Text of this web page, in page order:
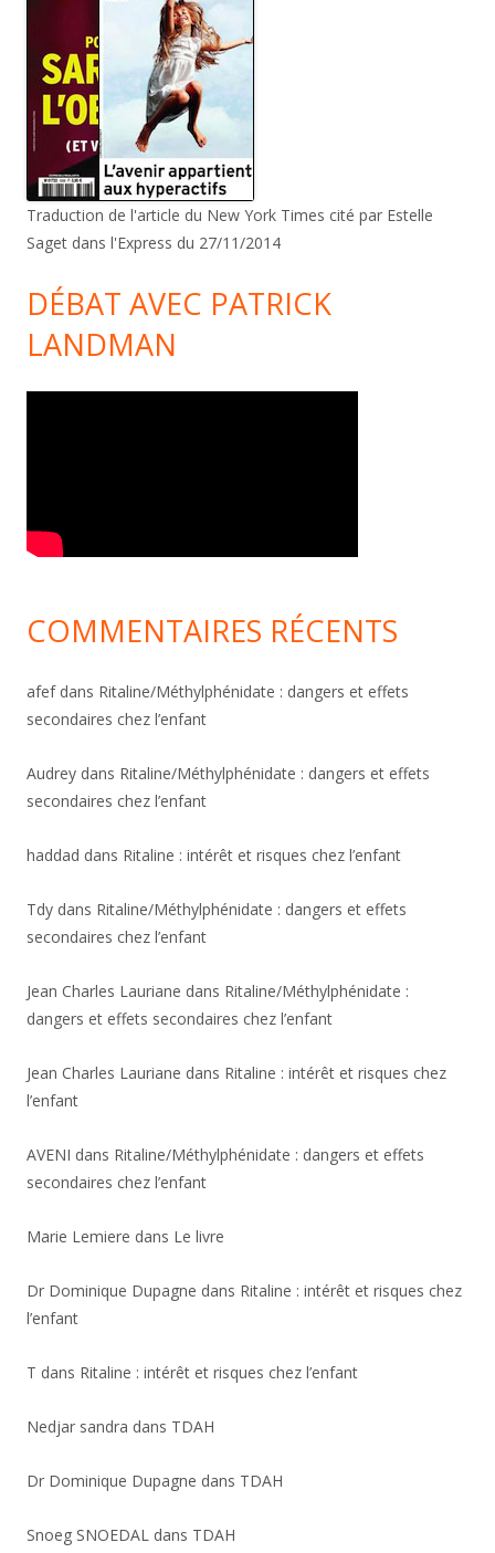
Traduction de l'article du New York Times cité par Estelle
Saget dans l'Express du 27/11/2014
DÉBAT AVEC PATRICK
LANDMAN
COMMENTAIRES RÉCENTS
afefdans Ritaline/Méthylphénidate : dangers et effets
secondaires chez l’enfant
Audrey dans Ritaline/Méthylphénidate : dangers et effets
secondaires chez l’enfant
haddad dans Ritaline : intérêt et risques chez l’enfant
Tdy dans Ritaline/Méthylphénidate : dangers et effets
secondaires chez l’enfant
Jean Charles Lauriane dans Ritaline/Méthylphénidate :
dangers et effets secondaires chez l’enfant
Jean Charles Lauriane dans Ritaline : intérêt et risques chez
l’enfant
AVENI dans Ritaline/Méthylphénidate : dangers et effets
secondaires chez l’enfant
Marie Lemiere dans Le livre
Dr Dominique Dupagne dans Ritaline : intérêt et risques chez
l’enfant
T dans Ritaline : intérêt et risques chez l’enfant
Nedjar sandra dans TDAH
Dr Dominique Dupagne dans TDAH
Snoeg SNOEDAL dans TDAH